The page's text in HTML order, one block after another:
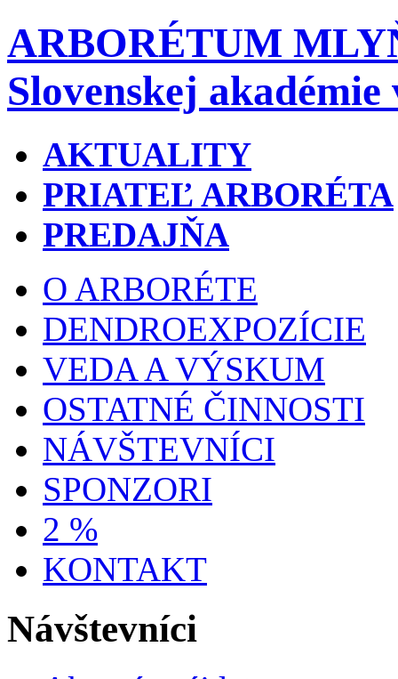
ARBORÉTUM
Slovenskej akadémie
AKTUALITY
PRIATEĽ ARBORÉTA
PREDAJŇA
O ARBORÉTE
DENDROEXPOZÍCIE
VEDA A VÝSKUM
OSTATNÉ ČINNOSTI
NÁVŠTEVNÍCI
SPONZORI
2 %
KONTAKT
Návštevníci